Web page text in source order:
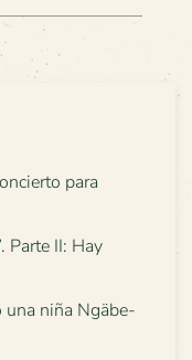
para
Parte II: Hay
una niña Ngäbe-